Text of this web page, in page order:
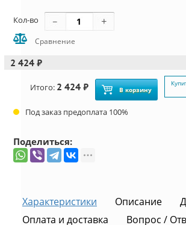
Кол-во
Сравнение
2 424 ₽
Итого: 2 424 ₽ В корзину
Под заказ предоплата 100%
Поделиться:
Характеристики Описание
Оплата и доставка
Вопрос /